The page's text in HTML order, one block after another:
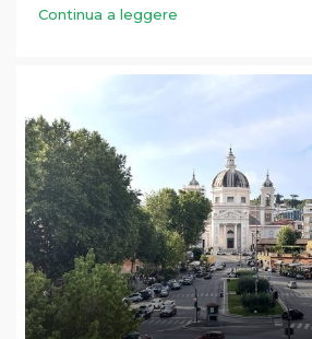
Continua a leggere